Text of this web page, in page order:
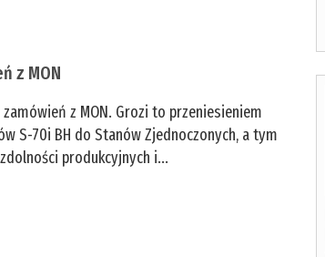
z MON
zamówień z MON. Grozi to przeniesieniem
S-70i BH do Stanów Zjednoczonych, a tym
produkcyjnych i...